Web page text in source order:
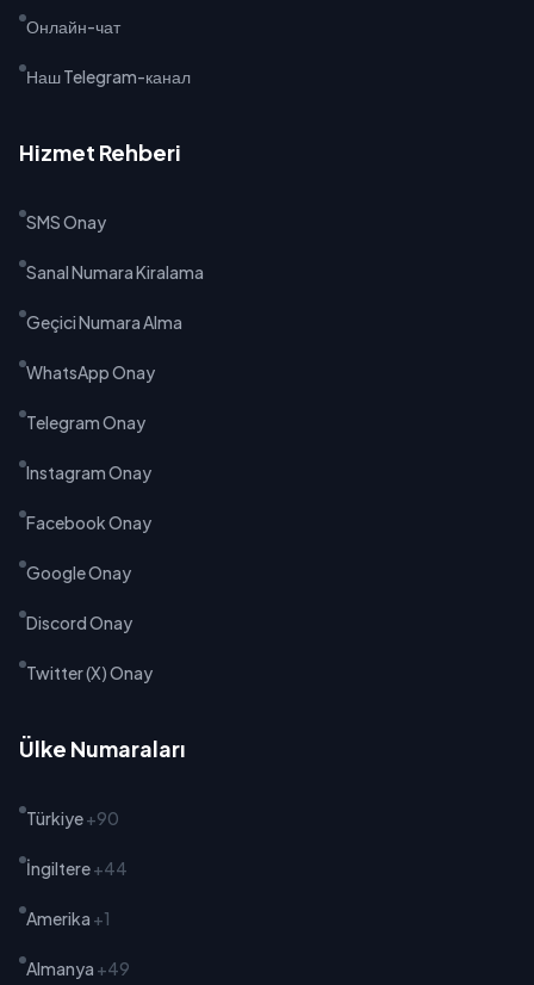
Онлайн-чат
Наш Telegram-канал
Hizmet Rehberi
SMS Onay
Sanal Numara Kiralama
Geçici Numara Alma
WhatsApp Onay
Telegram Onay
Instagram Onay
Facebook Onay
Google Onay
Discord Onay
Twitter (X) Onay
Ülke Numaraları
Türkiye+90
İngiltere+44
Amerika +1
Almanya +49